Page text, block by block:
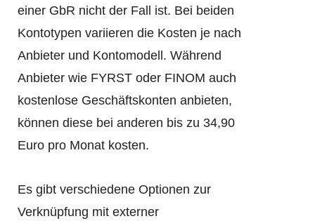
einer GbR nicht der Fall ist. Bei beiden
Kontotypen variieren die Kosten je nach
Anbieter und Kontomodell. Während
Anbieter wie FYRST oder FINOM auch
kostenlose Geschäftskonten anbieten,
können diese bei anderen bis zu 34,90
Euro pro Monat kosten.
Es gibt verschiedene Optionen zur
Verknüpfung mit externer